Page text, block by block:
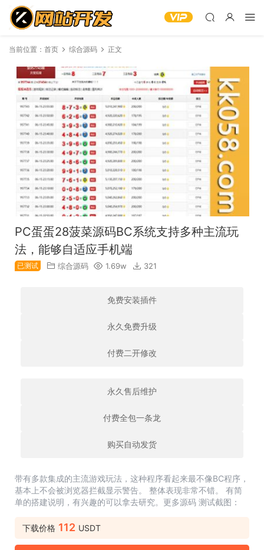
当前位置： 首页 综合源码 正文
PC蛋蛋28菠菜源码BC系统支持多种主流玩
法，能够自适应手机端
已测试 综合源码 1.69w 321
免费安装插件
永久免费升级
付费二开修改
永久售后维护
付费全包一条龙
购买自动发货
带有多款集成的主流游戏玩法，这种程序看起来最不像BC程序，
基本上不会被浏览器拦截显示警告。 整体表现非常不错。 有简
单的搭建说明，有兴趣的可以拿去研究。更多源码 测试截图：
下载价格 112 USDT